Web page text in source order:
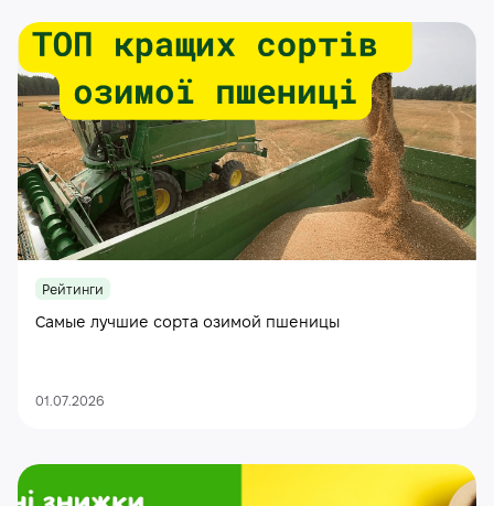
Рейтинги
Самые лучшие сорта озимой пшеницы
01.07.2026